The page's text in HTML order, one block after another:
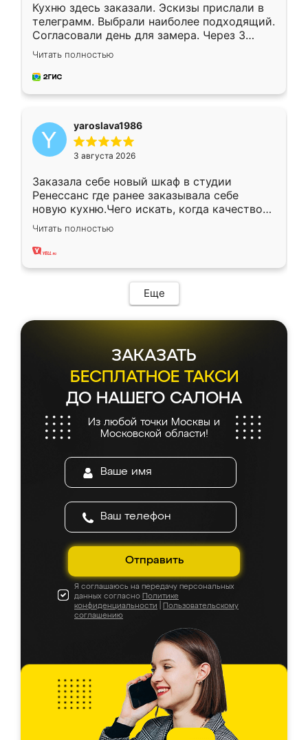
Кухню здесь заказали. Эскизы прислали в
телеграмм. Выбрали наиболее подходящий.
Согласовали день для замера. Через 3
недели кухня была уже готова. Остались
довольны работой. Спасибо Ренессанс
мебель за качественную работу!
Читать полностью
yaroslava1986
3 августа 2026
Заказала себе новый шкаф в студии
Ренессанс где ранее заказывала себе
новую кухню.Чего искать, когда качеством
вполне довольна. Служит кухня уже почти
два года, нареканий нет.
Читать полностью
Еще
ЗАКАЗАТЬ
БЕСПЛАТНОЕ ТАКСИ
ДО НАШЕГО САЛОНА
Из любой точки Москвы и
Московской области!
Отправить
Я соглашаюсь на передачу персональных
данных согласно Политике
конфиденциальности
Пользовательскому
соглашению